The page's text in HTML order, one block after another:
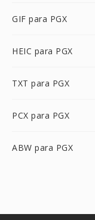
GIF para PGX
HEIC para PGX
TXT para PGX
PCX para PGX
ABW para PGX